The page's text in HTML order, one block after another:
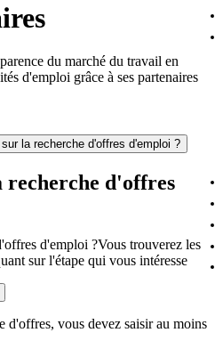
du marché du travail en
d'emploi grâce à ses partenaires
la recherche d'offres d'emploi ?
recherche d'offres
d'emploi ?Vous trouverez les
sur l'étape qui vous intéresse
d'offres, vous devez saisir au moins